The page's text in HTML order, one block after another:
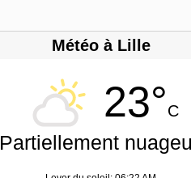
Météo à Lille
23°C
Partiellement